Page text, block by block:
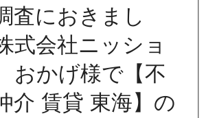
査におきまし
式会社ニッショ
おかげ様で【不
介 賃貸 東海】の